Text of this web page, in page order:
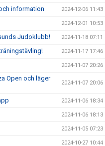
information 2024-12-06 11:43
2024-12-01 10:53
Judoklubb! 2024-11-18 07:11
2024-11-17 17:46
2024-11-07 20:26
Open och läger
2024-11-07 20:06
2024-11-06 18:34
2024-11-06 18:13
2024-11-05 07:23
2024-10-27 10:44